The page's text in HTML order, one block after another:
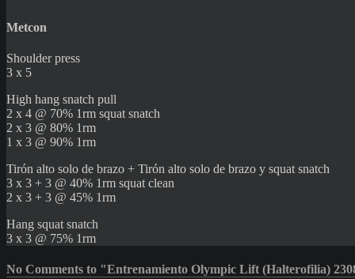
Metcon
Shoulder press
3 x 5
High hang snatch pull
2 x 4 @ 70% 1rm squat snatch
2 x 3 @ 80% 1rm
1 x 3 @ 90% 1rm
Tirón alto solo de brazo + Tirón alto solo de brazo y squat snatch
3 x 3 + 3 @ 40% 1rm squat clean
2 x 3 + 3 @ 45% 1rm
Hang squat snatch
3 x 3 @ 75% 1rm
No Comments to "Entrenamiento Olympic Lift (Halterofilia)